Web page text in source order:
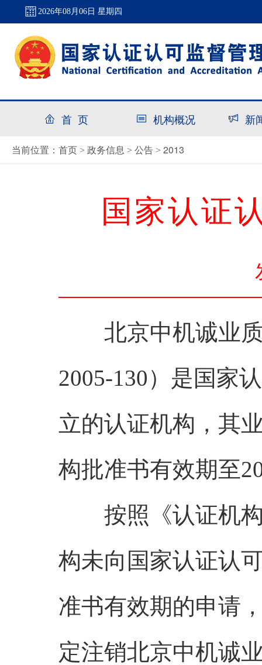
2026年08月06日 星期四
首 页 机构概况 新
当前位置： 首页 > 政务信息 > 公告 > 2013
国家认证
北京中机诚业质
2005-130）是国家
立的认证机构，其
构批准书有效期至
按照《认证机构
构未向国家认证认
准书有效期的申请
定注销北京中机诚